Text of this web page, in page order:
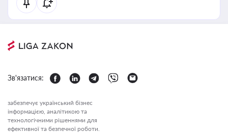
Зв'язатися:
забезпечує український бізнес
інформацією, аналітикою та
технологічними рішеннями для
ефективної та безпечної роботи.